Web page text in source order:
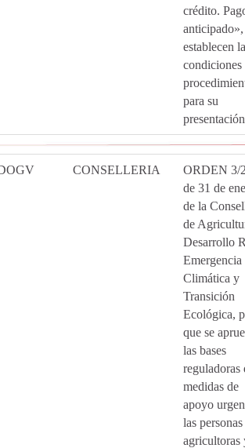
crédito.
establecen
condiciones
para su
CONSELLERIA
ORDEN 3/
de 31 de
de la
de
Desarrollo
Emergencia
Climática y
Transición
Ecológica,
que se
las bases
reguladoras
medidas de
apoyo
las personas
agricultoras